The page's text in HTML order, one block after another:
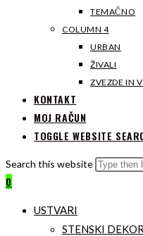
TEMAČNO
COLUMN 4
URBAN
ŽIVALI
ZVEZDE IN
KONTAKT
MOJ RAČUN
TOGGLE WEBSITE
Search this website
0
USTVARI
STENSKI DEKOR